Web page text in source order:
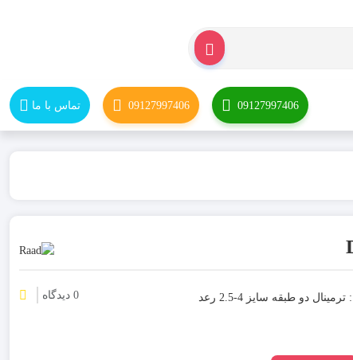
09127997406
09127997406 تماس با ما
قیمت و خرید ترمینال ریلی دو طبقه رعد مدل RT/SU2.5/4-2L (DRTP 2.5-4) : ترمینال دو طبقه سایز 4-2.5 رعد
0 دیدگاه